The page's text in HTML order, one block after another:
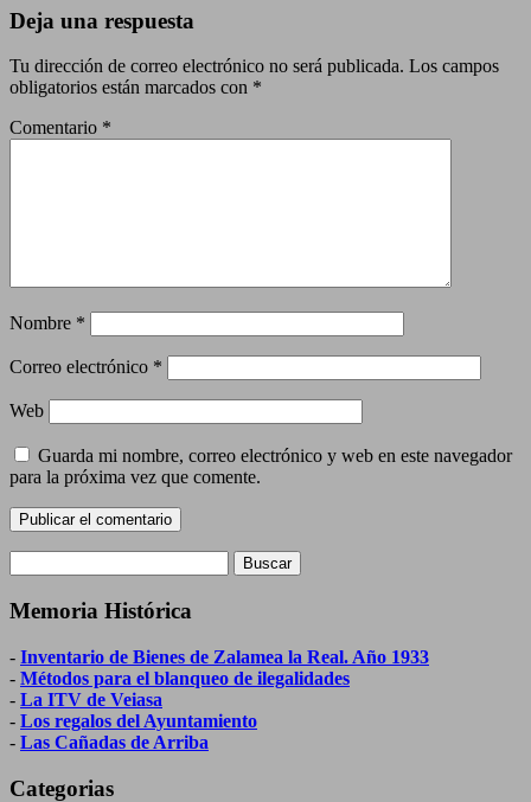
Deja una respuesta
Tu dirección de correo electrónico no será publicada. Los campos
obligatorios están marcados con *
Comentario *
Nombre *
Correo electrónico *
Web
Guarda mi nombre, correo electrónico y web en este navegador
para la próxima vez que comente.
Memoria Histórica
- Inventario de Bienes de Zalamea la Real. Año 1933
- Métodos para el blanqueo de ilegalidades
- La ITV de Veiasa
- Los regalos del Ayuntamiento
- Las Cañadas de Arriba
Categorias